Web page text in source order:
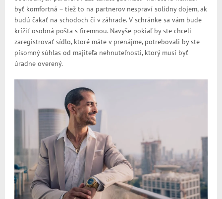
byť komfortná – tiež to na partnerov nespraví solídny dojem, ak
budú čakať na schodoch či v záhrade. V schránke sa vám bude
krížiť osobná pošta s firemnou. Navyše pokiaľ by ste chceli
zaregistrovať sídlo, ktoré máte v prenájme, potrebovali by ste
písomný súhlas od majiteľa nehnuteľnosti, ktorý musí byť
úradne overený.